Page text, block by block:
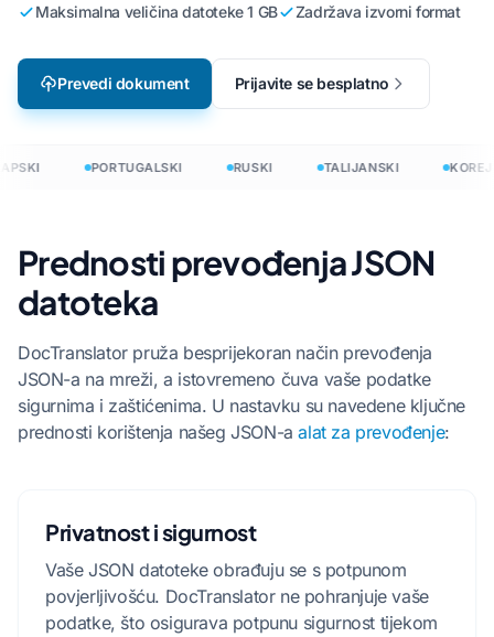
Maksimalna veličina datoteke 1 GB Zadržava izvorni format
Prevedi dokument Prijavite se besplatno
PORTUGALSKI RUSKI TALIJANSKI
Prednosti prevođenja JSON
datoteka
DocTranslator pruža besprijekoran način prevođenja
JSON-a na mreži, a istovremeno čuva vaše podatke
sigurnima i zaštićenima. U nastavku su navedene ključne
prednosti korištenja našeg JSON-aalat za prevođenje:
Privatnost i sigurnost
Vaše JSON datoteke obrađuju se s potpunom
povjerljivošću. DocTranslator ne pohranjuje vaše
podatke, što osigurava potpunu sigurnost tijekom